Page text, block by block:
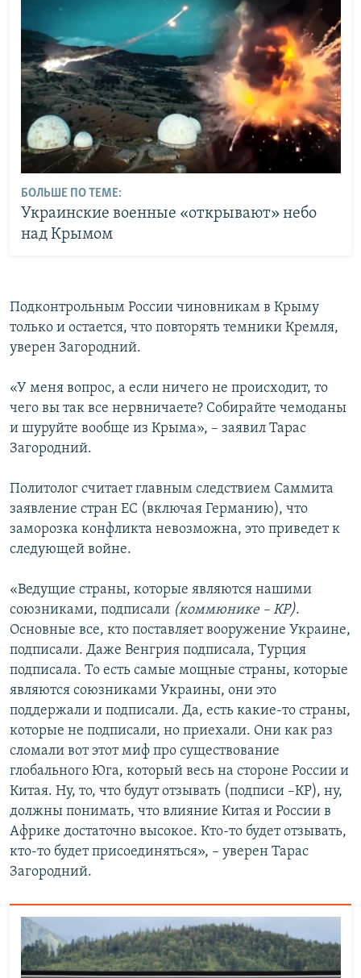
БОЛЬШЕ ПО ТЕМЕ:
Украинские военные «открывают» небо
над Крымом
Подконтрольным России чиновникам в Крыму
только и остается, что повторять темники Кремля,
уверен Загородний.
«У меня вопрос, а если ничего не происходит, то
чего вы так все нервничаете? Собирайте чемоданы
и шуруйте вообще из Крыма», – заявил Тарас
Загородний.
Политолог считает главным следствием Саммита
заявление стран ЕС (включая Германию), что
заморозка конфликта невозможна, это приведет к
следующей войне.
«Ведущие страны, которые являются нашими
союзниками, подписали (коммюнике – КР).
Основные все, кто поставляет вооружение Украине,
подписали. Даже Венгрия подписала, Турция
подписала. То есть самые мощные страны, которые
являются союзниками Украины, они это
поддержали и подписали. Да, есть какие-то страны,
которые не подписали, но приехали. Они как раз
сломали вот этот миф про существование
глобального Юга, который весь на стороне России и
Китая. Ну, то, что будут отзывать (подписи –КР), ну,
должны понимать, что влияние Китая и России в
Африке достаточно высокое. Кто-то будет отзывать,
кто-то будет присоединяться», – уверен Тарас
Загородний.